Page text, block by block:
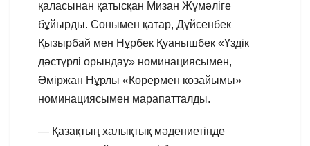
қаласынан қатысқан Мизан Жұмәліге
бұйырды. Сонымен қатар, Дүйсенбек
Қызырбай мен Нұрбек Қуанышбек «Үздік
дәстүрлі орындау» номинациясымен,
Әміржан Нұрлы «Көрермен көзайымы»
номинациясымен марапатталды.
— Қазақтың халықтық мәдениетінде